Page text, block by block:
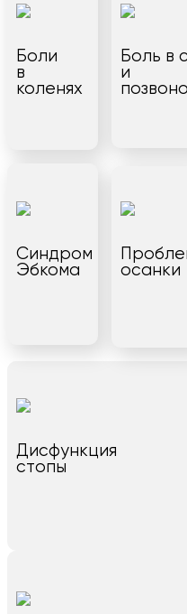
Боли
в
коленях
Боль в
и
Синдром
Эбкома
осанки
Дисфункция
стопы